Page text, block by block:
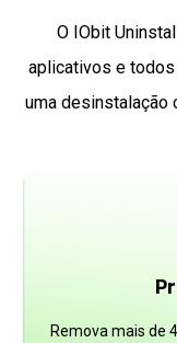
O IObit
aplicativos e
uma desinstalação
Remova mais de